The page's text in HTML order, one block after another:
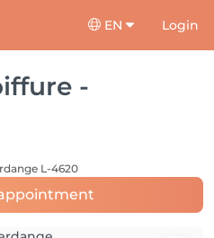
EN Login
-
L-4620